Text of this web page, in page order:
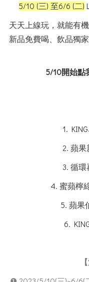
5/10 (三) 至6/6 (二)
天天上線玩，就能有
新品免費喝、飲品獨
5/10開始點
1.
2. 蘋果
3. 循環
4. 蜜蘋檸
5. 蘋果
6.